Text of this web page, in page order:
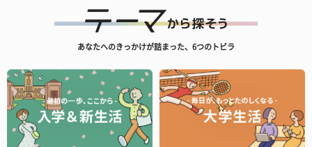
あなたへのきっかけが詰まった、6つのトビラ